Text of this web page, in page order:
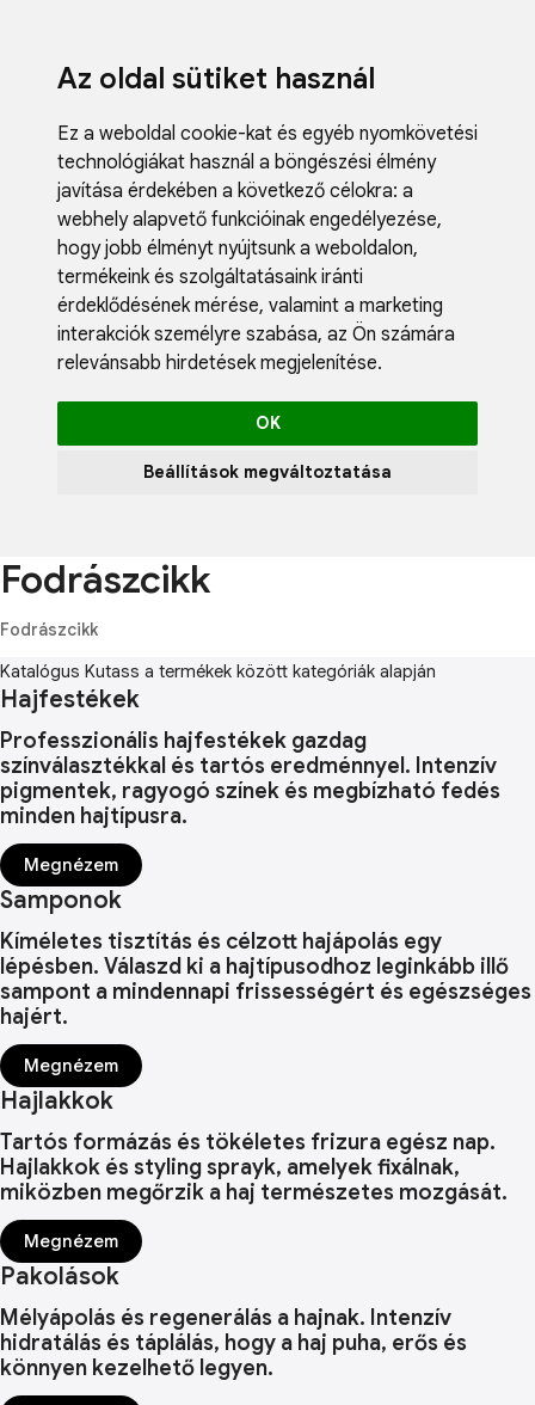
Az oldal sütiket használ
Ez a weboldal cookie-kat és egyéb nyomkövetési
technológiákat használ a böngészési élmény
javítása érdekében a következő célokra: a
webhely alapvető funkcióinak engedélyezése,
hogy jobb élményt nyújtsunk a weboldalon,
termékeink és szolgáltatásaink iránti
érdeklődésének mérése, valamint a marketing
interakciók személyre szabása, az Ön számára
relevánsabb hirdetések megjelenítése.
OK
Beállítások megváltoztatása
Blog
Fodrászcikk
Fodrászcikk
Katalógus Kutass a termékek között kategóriák alapján
Hajfestékek
Professzionális hajfestékek gazdag
színválasztékkal és tartós eredménnyel. Intenzív
pigmentek, ragyogó színek és megbízható fedés
minden hajtípusra.
Megnézem
Samponok
Kíméletes tisztítás és célzott hajápolás egy
lépésben. Válaszd ki a hajtípusodhoz leginkább illő
sampont a mindennapi frissességért és egészséges
hajért.
Megnézem
Hajlakkok
Tartós formázás és tökéletes frizura egész nap.
Hajlakkok és styling sprayk, amelyek fixálnak,
miközben megőrzik a haj természetes mozgását.
Megnézem
Pakolások
Mélyápolás és regenerálás a hajnak. Intenzív
hidratálás és táplálás, hogy a haj puha, erős és
könnyen kezelhető legyen.